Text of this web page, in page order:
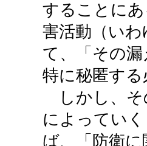
することに
害活動（い
て、「その
特に秘匿す
しかし、そ
によってい
ば、「防衛